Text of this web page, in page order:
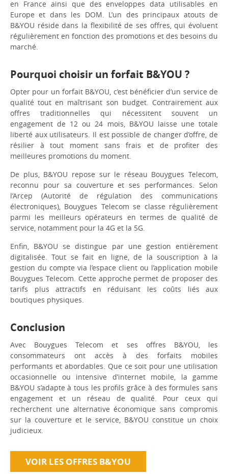
en France ainsi que des enveloppes data utilisables en
Europe et dans les DOM. L’un des principaux atouts de
B&YOU réside dans la flexibilité de ses offres, qui évoluent
régulièrement en fonction des promotions et des besoins du
marché.
Pourquoi choisir un forfait B&YOU ?
Opter pour un forfait B&YOU, c’est bénéficier d’un service de
qualité tout en maîtrisant son budget. Contrairement aux
offres traditionnelles qui nécessitent souvent un
engagement de 12 ou 24 mois, B&YOU laisse une totale
liberté aux utilisateurs. Il est possible de changer d’offre, de
résilier à tout moment sans frais et de profiter des
meilleures promotions du moment.
De plus, B&YOU repose sur le réseau Bouygues Telecom,
reconnu pour sa couverture et ses performances. Selon
l’Arcep (Autorité de régulation des communications
électroniques), Bouygues Telecom se classe régulièrement
parmi les meilleurs opérateurs en termes de qualité de
service, notamment pour la 4G et la 5G.
Enfin, B&YOU se distingue par une gestion entièrement
digitalisée. Tout se fait en ligne, de la souscription à la
gestion du compte via l’espace client ou l’application mobile
Bouygues Telecom. Cette approche permet de proposer des
tarifs plus attractifs en réduisant les coûts liés aux
boutiques physiques.
Conclusion
Avec Bouygues Telecom et ses offres B&YOU, les
consommateurs ont accès à des forfaits mobiles
performants et abordables. Que ce soit pour une utilisation
occasionnelle ou intensive d’internet mobile, la gamme
B&YOU s’adapte à tous les profils grâce à des formules sans
engagement et un réseau de qualité. Pour ceux qui
recherchent une alternative économique sans compromis
sur la couverture et le service, B&YOU constitue un choix
judicieux.
VOIR LES OFFRES B&YOU